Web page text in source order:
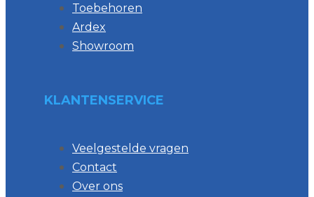
Toebehoren
Ardex
Showroom
KLANTENSERVICE
Veelgestelde vragen
Contact
Over ons